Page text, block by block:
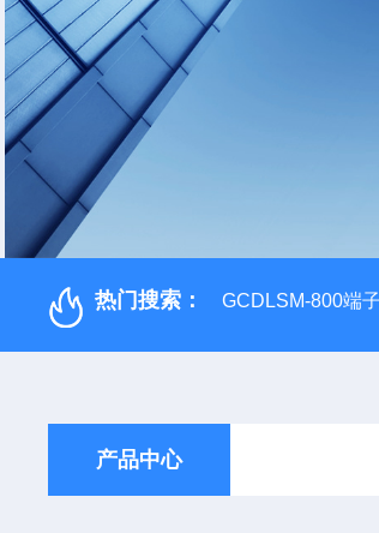
热门搜索： GCDLSM-800端
产品中心